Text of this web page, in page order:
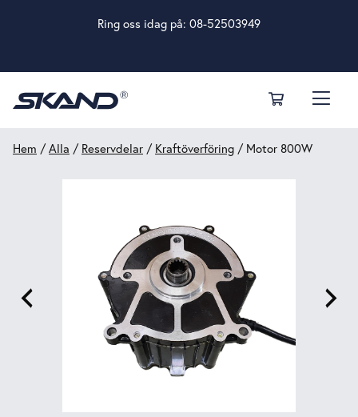
Ring oss idag på: 08-52503949
Hem /Alla / Reservdelar / Kraftöverföring / Motor 800W